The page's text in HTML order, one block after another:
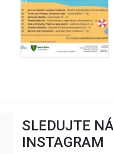
SLEDUJTE
INSTAGRAM